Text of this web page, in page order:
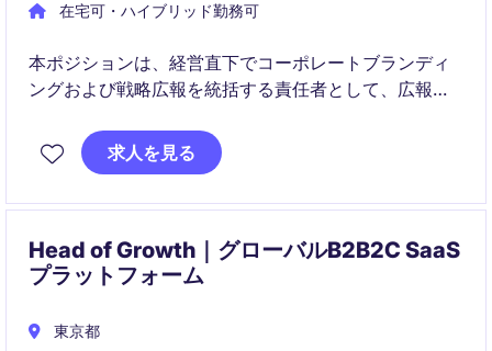
在宅可・ハイブリッド勤務可
本ポジションは、経営直下でコーポレートブランディ
ングおよび戦略広報を統括する責任者として、広報戦
広報までを一貫してリードいただきます。第二創業期
における企業価値の再定義および市場認知の最大化を
求人を見る
Head of Growth｜グローバルB2B2C SaaS
プラットフォーム
東京都